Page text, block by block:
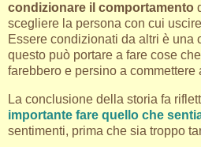
condizionare il comportamento
scegliere la persona con cui
Essere condizionati da altri è una
questo può portare a fare cose
farebbero e persino a commettere
La conclusione della storia fa
importante fare quello che
sentimenti, prima che sia troppo